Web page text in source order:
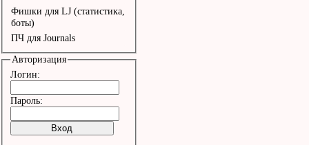
Фишки для LJ (статистика,
боты)
ПЧ для Journals
Авторизация
Логин:
Пароль: